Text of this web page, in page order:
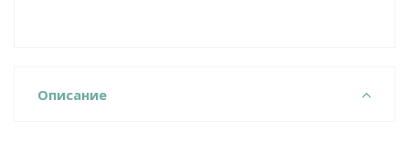
Описание